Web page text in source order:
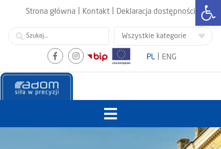
Strona główna Kontakt Deklaracja dostępności
PL ENG